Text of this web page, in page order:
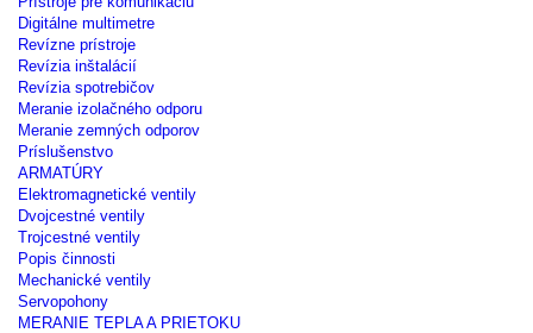
Digitálne multimetre
Revízne prístroje
Revízia inštalácií
Revízia spotrebičov
Meranie izolačného odporu
Meranie zemných odporov
Príslušenstvo
ARMATÚRY
Elektromagnetické ventily
Dvojcestné ventily
Trojcestné ventily
Popis činnosti
Mechanické ventily
Servopohony
MERANIE TEPLA A PRIETOKU